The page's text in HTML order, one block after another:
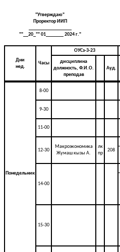
"Утверждаю"
Проректор ИИП
""__20_"" 01_______ 2024 г."
Дни
нед.
Часы
ОУСз-3-23
дисциплина
должность, Ф.И.О.
преподав
Ауд.
Понедельник
8-00
9-30
11-00
12-30
Макроэкономика
Жумаш кызы А.
лк
пр
208
14-00
15-30